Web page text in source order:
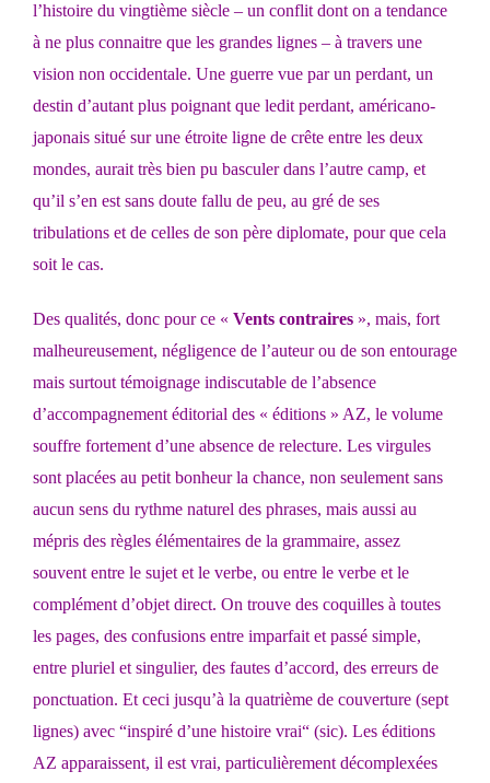
l’histoire du vingtième siècle – un conflit dont on a tendance
à ne plus connaitre que les grandes lignes – à travers une
vision non occidentale. Une guerre vue par un perdant, un
destin d’autant plus poignant que ledit perdant, américano-
japonais situé sur une étroite ligne de crête entre les deux
mondes, aurait très bien pu basculer dans l’autre camp, et
qu’il s’en est sans doute fallu de peu, au gré de ses
tribulations et de celles de son père diplomate, pour que cela
soit le cas.
Des qualités, donc pour ce « Vents contraires », mais, fort
malheureusement, négligence de l’auteur ou de son entourage
mais surtout témoignage indiscutable de l’absence
d’accompagnement éditorial des « éditions » AZ, le volume
souffre fortement d’une absence de relecture. Les virgules
sont placées au petit bonheur la chance, non seulement sans
aucun sens du rythme naturel des phrases, mais aussi au
mépris des règles élémentaires de la grammaire, assez
souvent entre le sujet et le verbe, ou entre le verbe et le
complément d’objet direct. On trouve des coquilles à toutes
les pages, des confusions entre imparfait et passé simple,
entre pluriel et singulier, des fautes d’accord, des erreurs de
ponctuation. Et ceci jusqu’à la quatrième de couverture (sept
lignes) avec “inspiré d’une histoire vrai“ (sic). Les éditions
AZ apparaissent, il est vrai, particulièrement décomplexées